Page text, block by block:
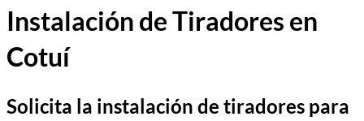
Instalación de Tiradores en
Cotuí
Solicita la instalación de tiradores para